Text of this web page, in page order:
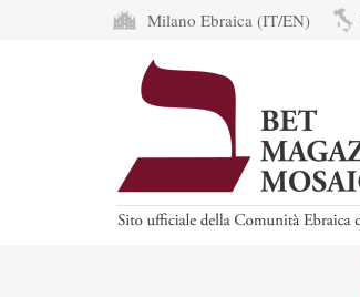
Milano Ebraica (IT/EN)